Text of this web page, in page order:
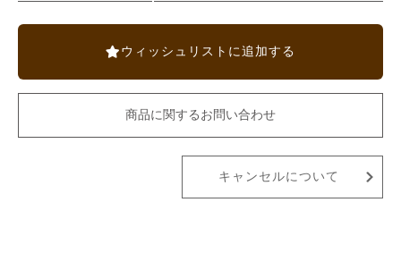
ウィッシュリストに追加する
商品に関するお問い合わせ
キャンセルについて